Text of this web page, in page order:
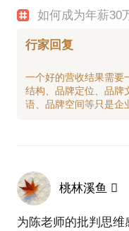
如何成为年薪30
行家回复
一个好的营收结果需要
结构、品牌定位、品牌
桃林溪鱼 
为陈老师的批判思